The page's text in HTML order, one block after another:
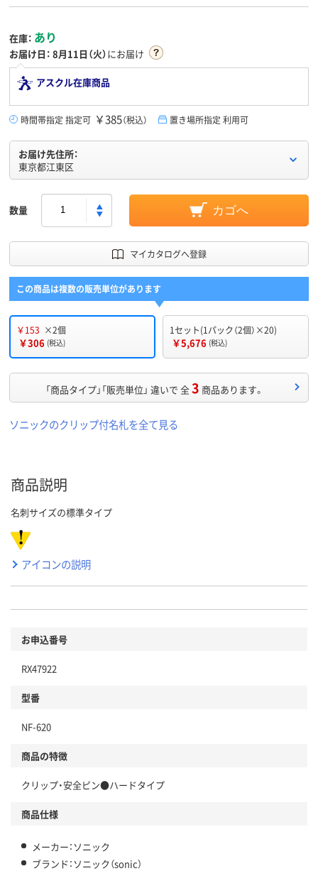
在庫： あり
お届け日： 8月11日（火）にお届け
アスクル在庫商品
時間帯指定 指定可 ￥385（税込） 置き場所指定 利用可
お届け先住所：
東京都江東区
数量 カゴへ
マイカタログへ登録
この商品は複数の販売単位があります
￥153 ×2個
￥306 (税込)
1セット(1パック（2個）×20)
￥5,676 (税込)
「商品タイプ」「販売単位」 違いで 全3 商品あります。
ソニックのクリップ付名札を全て見る
商品説明
名刺サイズの標準タイプ
アイコンの説明
お申込番号
RX47922
型番
NF-620
商品の特徴
クリップ・安全ピン●ハードタイプ
商品仕様
メーカー：ソニック
ブランド：ソニック（sonic）